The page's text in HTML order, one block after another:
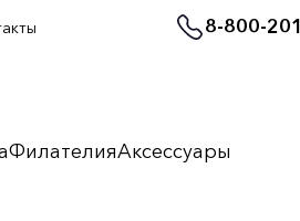
8-800-
ФилателияАксессуары